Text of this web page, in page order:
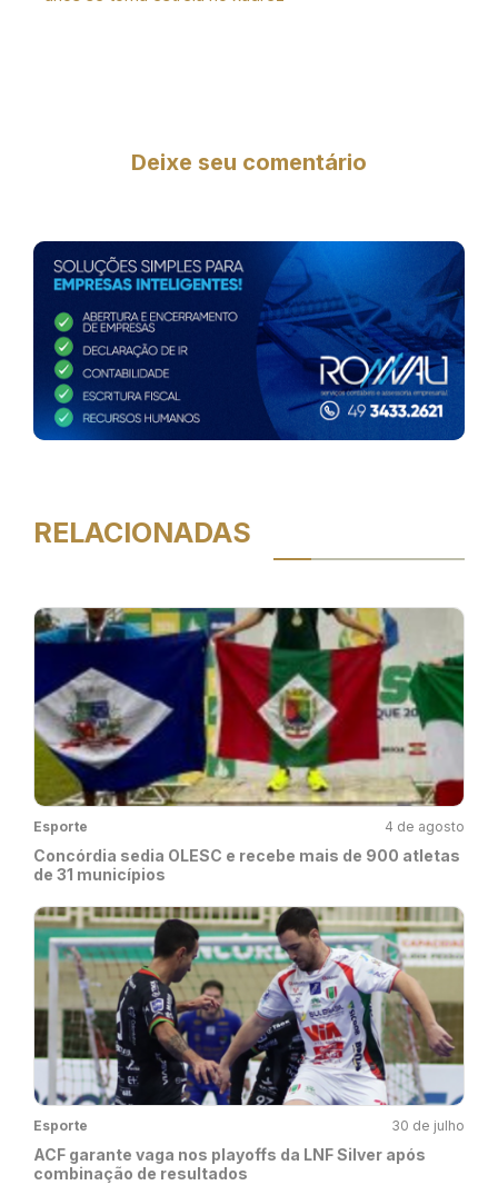
Deixe seu comentário
RELACIONADAS
Esporte 4 de agosto
Concórdia sedia OLESC e recebe mais de 900 atletas
de 31 municípios
Esporte 30 de julho
ACF garante vaga nos playoffs da LNF Silver após
combinação de resultados